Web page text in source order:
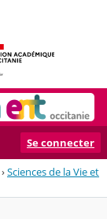
Se connecter
›Sciences de la Vie et